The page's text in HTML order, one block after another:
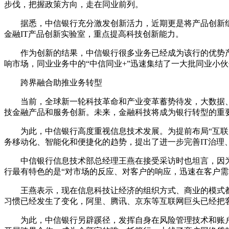
步伐，把握政策方向，走在同业前列。
据悉，中信银行充分激发创新活力，近期更是将产品创新
金融IT产品创新实验室，重点提高科技创新能力。
作为创新的结果，中信银行很多业务已经成为该行的优势
响市场，同业业务中的“中信同业+”迅速集结了一大批同业
跨界融合助推业务转型
当前，全球新一轮科技革命和产业变革蓄势待发，大数据
技金融产品和服务创新。未来，金融科技将成为银行转型的重
为此，中信银行高度重视信息技术发展。为提前布局“互联
务移动化、智能化和便捷化的趋势，提出了进一步完善IT治
中信银行信息技术部总经理王燕在接受采访时也坦言，因
行最有特色的是“对市场的反应、对客户的响应，迅速在客户
王燕表示，现在信息科技让经济的组织方式、商业的模式
习惯已经发生了变化，阿里、腾讯、京东等互联网巨头已经
为此，中信银行另辟蹊径，发挥自身在风险管理技术和账